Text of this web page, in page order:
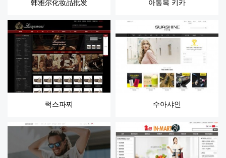
韩雅尔化妆品批发 아동복 키카
럭스파찌 수아샤인